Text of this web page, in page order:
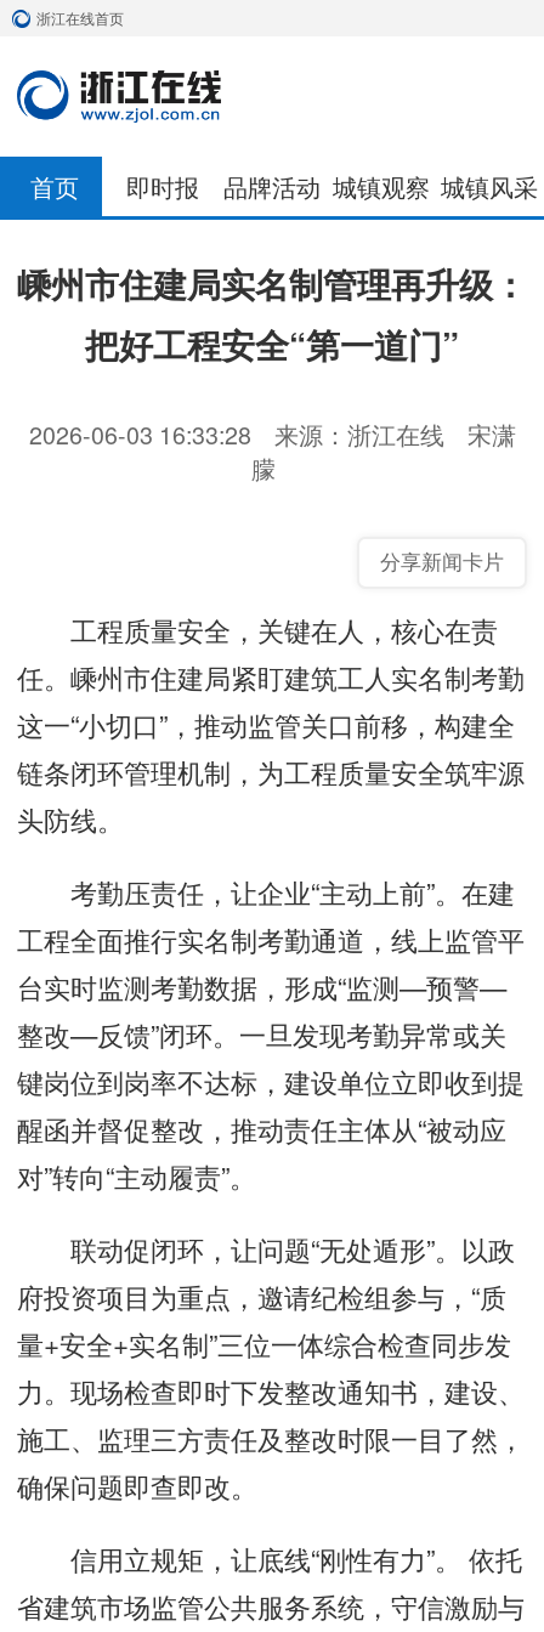
浙江在线首页
首页 即时报 品牌活动 城镇观察 城镇风采
嵊州市住建局实名制管理再升级：
把好工程安全“第一道门”
2026-06-03 16:33:28 来源：浙江在线
宋潇
朦
分享新闻卡片
工程质量安全，关键在人，核心在责
任。嵊州市住建局紧盯建筑工人实名制考勤
这一“小切口”，推动监管关口前移，构建全
链条闭环管理机制，为工程质量安全筑牢源
头防线。
考勤压责任，让企业“主动上前”。在建
工程全面推行实名制考勤通道，线上监管平
台实时监测考勤数据，形成“监测—预警—
整改—反馈”闭环。一旦发现考勤异常或关
键岗位到岗率不达标，建设单位立即收到提
醒函并督促整改，推动责任主体从“被动应
对”转向“主动履责”。
联动促闭环，让问题“无处遁形”。以政
府投资项目为重点，邀请纪检组参与，“质
量+安全+实名制”三位一体综合检查同步发
力。现场检查即时下发整改通知书，建设、
施工、监理三方责任及整改时限一目了然，
确保问题即查即改。
信用立规矩，让底线“刚性有力”。 依托
省建筑市场监管公共服务系统，守信激励与